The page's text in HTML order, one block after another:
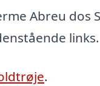
Abreu dos
links.
.